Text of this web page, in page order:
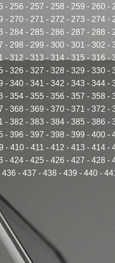
- 256 - 257 - 258 - 259 - 260 -
- 270 - 271 - 272 - 273 - 274 -
- 284 - 285 - 286 - 287 - 288 -
- 298 - 299 - 300 - 301 - 302 -
- 312 - 313 - 314- 315 - 316 -
- 326 - 327 - 328 - 329 - 330 -
- 340 - 341 - 342 - 343 - 344 -
- 354 - 355 - 356 - 357 - 358 -
- 368 - 369 - 370 - 371 - 372 -
- 382 - 383 - 384 - 385 - 386 -
- 396 - 397 - 398 - 399 - 400 -
- 410- 411 - 412 - 413- 414-
- 424 - 425 - 426 - 427 - 428 -
436- 437 - 438- 439 - 440-